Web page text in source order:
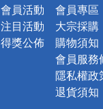
會員活動
注目活動
得獎公佈
會員專區
大宗採購
購物須知
會員服務
隱私權政
退貨須知